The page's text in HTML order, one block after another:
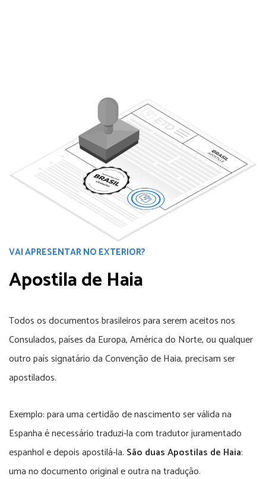
VAI APRESENTAR NO EXTERIOR?
Apostila de Haia
Todos os documentos brasileiros para serem aceitos nos
Consulados, países da Europa, América do Norte, ou qualquer
outro país signatário da Convenção de Haia, precisam ser
apostilados.
Exemplo: para uma certidão de nascimento ser válida na
Espanha é necessário traduzi-la com tradutor juramentado
espanhol e depois apostilá-la. São duas Apostilas de Haia:
uma no documento original e outra na tradução.